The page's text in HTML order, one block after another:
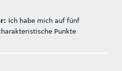
Ich habe mich auf fünf
Punkte